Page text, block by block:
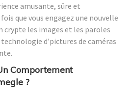
amusante, sûre et
que vous engagez une nouvelle
crypte les images et les paroles
technologie d’pictures de caméras
Comportement
?